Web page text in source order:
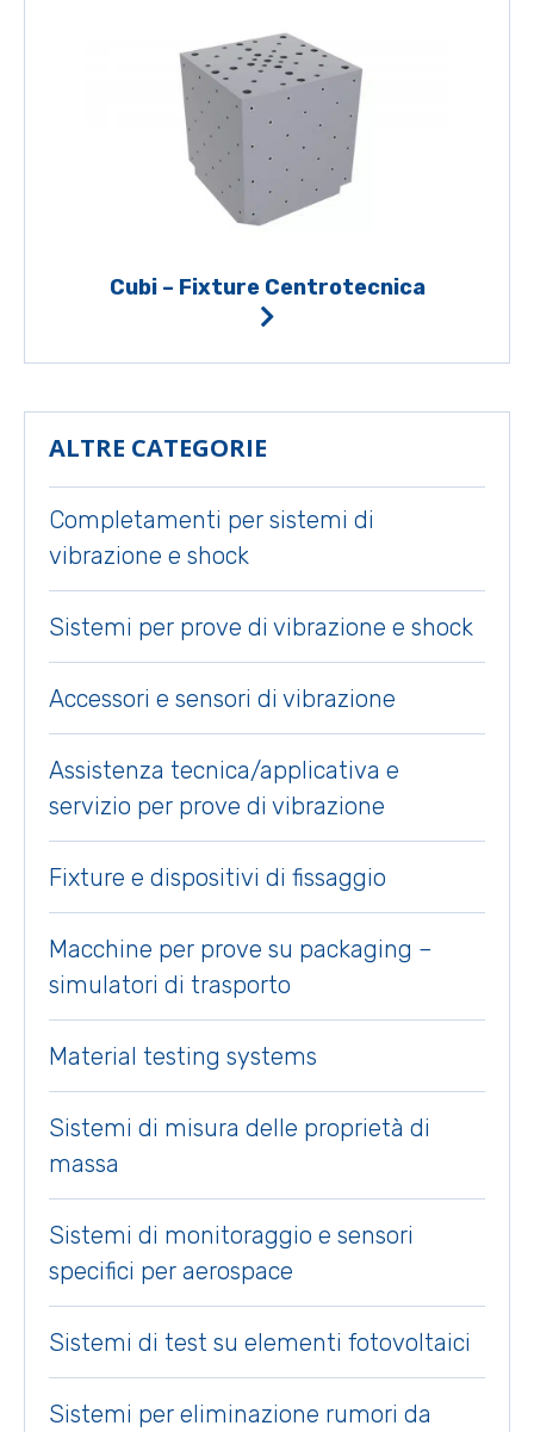
ALTRE CATEGORIE
Completamenti per sistemi di
vibrazione e shock
Sistemi per prove di vibrazione e shock
Accessori e sensori di vibrazione
Assistenza tecnica/applicativa e
servizio per prove di vibrazione
Fixture e dispositivi di fissaggio
Macchine per prove su packaging –
simulatori di trasporto
Material testing systems
Sistemi di misura delle proprietà di
massa
Sistemi di monitoraggio e sensori
specifici per aerospace
Sistemi di test su elementi fotovoltaici
Sistemi per eliminazione rumori da
Cubi – Fixture Centrotecnica